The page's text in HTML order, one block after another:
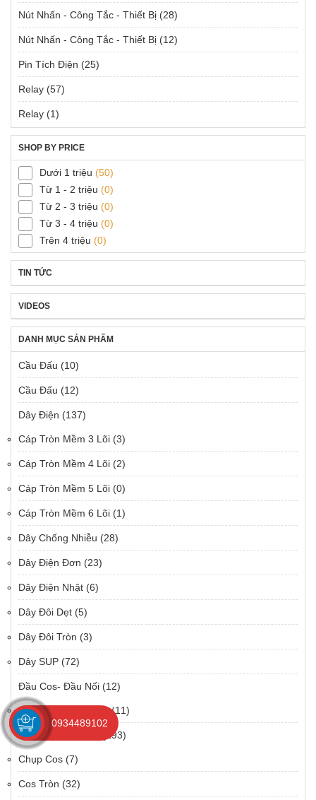
Nút Nhấn - Công Tắc - Thiết Bị (28)
Nút Nhấn - Công Tắc - Thiết Bị (12)
Pin Tích Điện (25)
Relay (57)
Relay (1)
SHOP BY PRICE
Dưới 1 triệu (50)
Từ 1 - 2 triệu (0)
Từ 2 - 3 triệu (0)
Từ 3 - 4 triệu (0)
Trên 4 triệu (0)
TIN TỨC
VIDEOS
DANH MỤC SẢN PHẨM
Cầu Đấu (10)
Cầu Đấu (12)
Dây Điện (137)
Cáp Tròn Mềm 3 Lõi (3)
Cáp Tròn Mềm 4 Lõi (2)
Cáp Tròn Mềm 5 Lõi (0)
Cáp Tròn Mềm 6 Lõi (1)
Dây Chống Nhiễu (28)
Dây Điện Đơn (23)
Dây Điện Nhật (6)
Dây Đôi Dẹt (5)
Dây Đôi Tròn (3)
Dây SUP (72)
Đầu Cos- Đầu Nối (12)
Đầu cos đồng nhôm (11)
Đầu Cos- Đầu Nối (193)
Chụp Cos (7)
Cos Tròn (32)
0934489102